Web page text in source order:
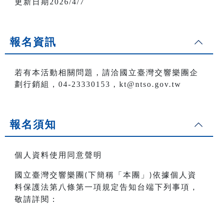
更新日期2026/4/7
報名資訊
若有本活動相關問題，請洽國立臺灣交響樂團企
劃行銷組，04-23330153，kt@ntso.gov.tw
報名須知
個人資料使用同意聲明
國立臺灣交響樂團 (下簡稱「本團」 )依據個人資
料保護法第八條第一項規定告知台端下列事項，
敬請詳閱：